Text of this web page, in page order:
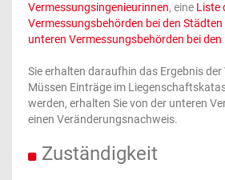
Vermessungsingenieurinnen, eine Liste
Vermessungsbehörden bei den Städten
unteren Vermessungsbehörden bei
Sie erhalten daraufhin das Ergebnis der
Müssen Einträge im
werden, erhalten Sie von der unteren
einen Veränderungsnachweis.
Zuständigkeit